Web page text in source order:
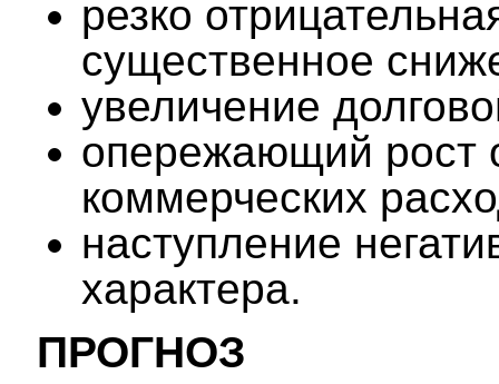
резко
существенное
увеличение
опережающий рост
коммерческих
наступление
характера.
ПРОГНОЗ